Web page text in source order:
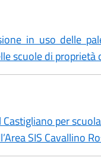
in uso delle
scuole di proprietà
per
SIS Cavallino